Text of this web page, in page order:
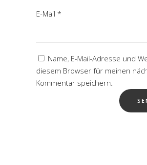
E-Mail *
Name, E-Mail-Adresse und
diesem Browser für meinen
Kommentar speichern.